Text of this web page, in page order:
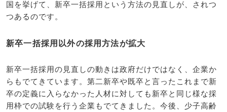
国を挙げて、新卒一括採用という方法の見直しが、されつ
つあるのです。
新卒一括採用以外の採用方法が拡大
新卒一括採用の見直しの動きは政府だけではなく、企業か
らもでてきています。第二新卒や既卒と言ったこれまで新
卒の定義に入らなかった人材に対しても新卒と同じ様な採
用枠での試験を行う企業もでてきました。今後、少子高齢